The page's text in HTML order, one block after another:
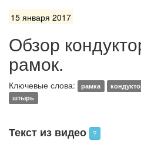
15 января 2017
Обзор
рамок.
Ключевые слова: рамка
штырь
Текст из видео ?